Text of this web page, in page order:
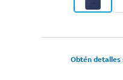
Obtén detalles